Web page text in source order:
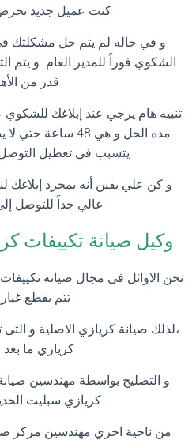
كنت عميل جديد
الشكوي فوراً للمدير العام. و
قدر من
تنبيه هام يرجي عند إبلاغك
مده الحل و هي 48
يتسبب في تعطيل
و كن علي يقين أنه بمجرد إبلاغك
عالي جداً للتوصل
وكيل صيانة تكييفات
نحن الاوائل فى مجال صيانة
تتم بقطع
،لذلك صيانة كريازي الاصلية و
كريازي ما بعد
و التصليح بواسطة مهندسين
كريازي سبليت
من ناحية اخري مهندسين مركز